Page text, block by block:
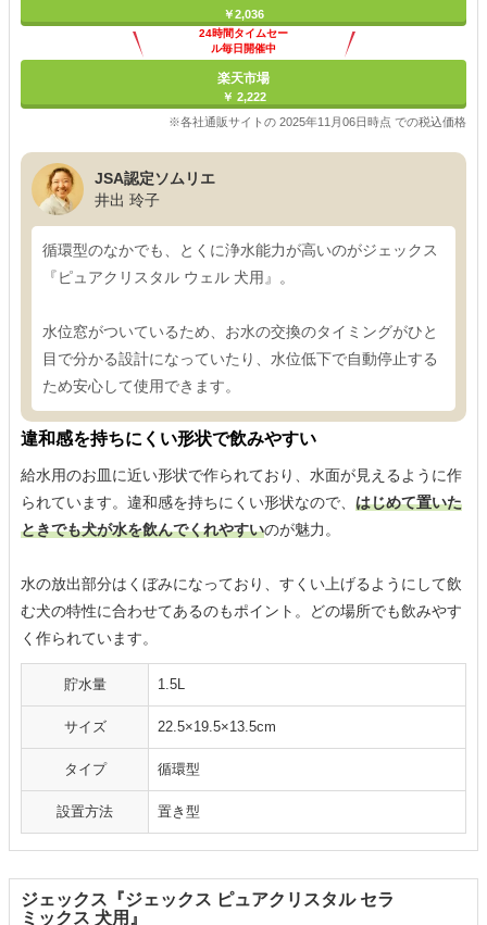
￥2,036
24時間タイムセー
ル毎日開催中
楽天市場
￥ 2,222
※各社通販サイトの 2025年11月06日時点 での税込価格
JSA認定ソムリエ
井出 玲子
循環型のなかでも、とくに浄水能力が高いのがジェックス
『ピュアクリスタル ウェル 犬用』。
水位窓がついているため、お水の交換のタイミングがひと
目で分かる設計になっていたり、水位低下で自動停止する
ため安心して使用できます。
違和感を持ちにくい形状で飲みやすい
給水用のお皿に近い形状で作られており、水面が見えるように作
られています。違和感を持ちにくい形状なので、 はじめて置いた
ときでも犬が水を飲んでくれやすいのが魅力。
水の放出部分はくぼみになっており、すくい上げるようにして飲
む犬の特性に合わせてあるのもポイント。どの場所でも飲みやす
く作られています。
貯水量 1.5L
サイズ 22.5×19.5×13.5cm
タイプ 循環型
設置方法 置き型
ジェックス『ジェックス ピュアクリスタル セラ
ミックス 犬用』